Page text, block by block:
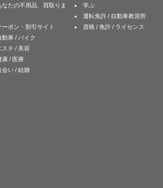
なたの不用品、買取りま
ーポン・割引サイト
動車 / バイク
ステ / 美容
康 / 医療
会い / 結婚
学ぶ
運転免許 / 自動車教習所
資格 / 免許 / ライセンス